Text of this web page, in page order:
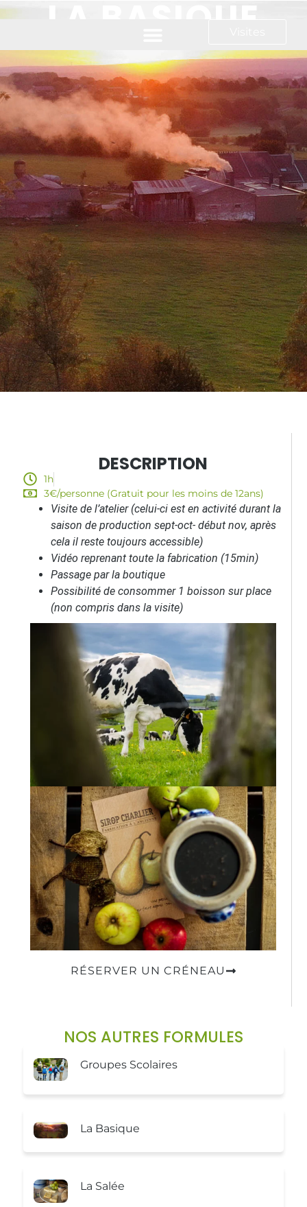
DESCRIPTION
1h
3€/personne (Gratuit pour les moins de 12ans)
Visite de l’atelier (celui-ci est en activité durant la
saison de production sept-oct- début nov, après
cela il reste toujours accessible)
Vidéo reprenant toute la fabrication (15min)
Passage par la boutique
Possibilité de consommer 1 boisson sur place
(non compris dans la visite)
RÉSERVER UN CRÉNEAU
NOS AUTRES FORMULES
Groupes Scolaires
La Basique
La Salée